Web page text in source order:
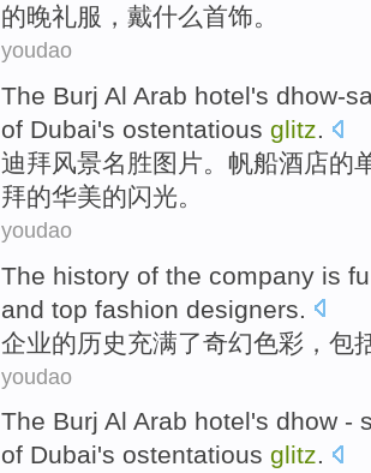
的晚礼服，戴什么首饰。
youdao
The Burj Al Arab hotel's dhow-
of Dubai's ostentatious glitz.
迪拜风景名胜图片。帆船酒店的
拜的华美的闪光。
youdao
The history of the company is
and top fashion designers
企业的历史充满了奇幻色彩 ，包
youdao
The Burj Al Arab hotel's dhow -
of Dubai's ostentatious glitz.